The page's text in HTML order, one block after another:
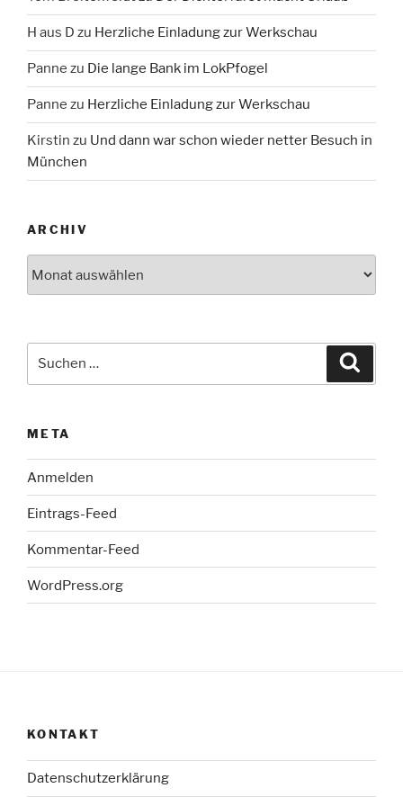
H aus D zu Herzliche Einladung zur Werkschau
Panne zu Die lange Bank im LokPfogel
Panne zu Herzliche Einladung zur Werkschau
Kirstin zu Und dann war schon wieder netter Besuch in
München
ARCHIV
META
Anmelden
Eintrags-Feed
Kommentar-Feed
WordPress.org
KONTAKT
Datenschutzerklärung